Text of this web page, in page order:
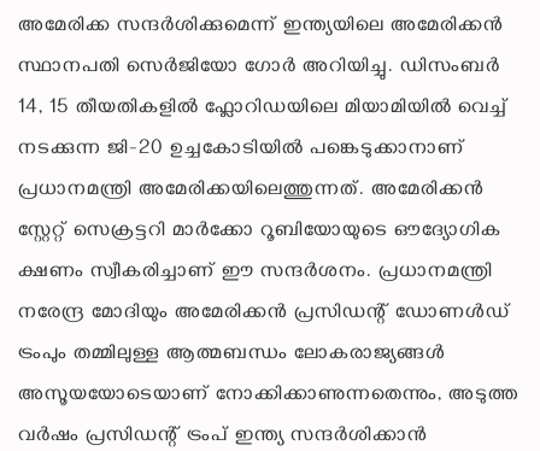
അമേരിക്ക സന്ദർശിക്കുമെന്ന് ഇന്ത്യയിലെ അമേരിക്കൻ
സ്ഥാനപതി സെർജിയോ ഗോർ അറിയിച്ചു. ഡിസംബർ
14, 15 തീയതികളിൽ ഫ്ലോറിഡയിലെ മിയാമിയിൽ വെച്ച്
നടക്കുന്ന ജി-20 ഉച്ചകോടിയിൽ പങ്കെടുക്കാനാണ്
പ്രധാനമന്ത്രി അമേരിക്കയിലെത്തുന്നത്. അമേരിക്കൻ
സ്റ്റേറ്റ് സെക്രട്ടറി മാർക്കോ റൂബിയോയുടെ ഔദ്യോഗിക
ക്ഷണം സ്വീകരിച്ചാണ് ഈ സന്ദർശനം. പ്രധാനമന്ത്രി
നരേന്ദ്ര മോദിയും അമേരിക്കൻ പ്രസിഡന്റ് ഡോണൾഡ്
ട്രംപും തമ്മിലുള്ള ആത്മബന്ധം ലോകരാജ്യങ്ങൾ
അസൂയയോടെയാണ് നോക്കിക്കാണുന്നതെന്നും, അടുത്ത
വർഷം പ്രസിഡന്റ് ട്രംപ് ഇന്ത്യ സന്ദർശിക്കാൻ